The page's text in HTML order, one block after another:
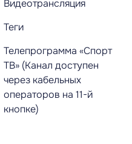
Видеотрансляция
Теги
Телепрограмма «Спорт
ТВ» (Канал доступен
через кабельных
операторов на 11-й
кнопке)